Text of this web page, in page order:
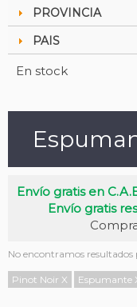
PROVINCIA
PAIS
En stock
Envío gratis en
Envío gratis
No encontramos resultados
Pinot Noir X Espumante